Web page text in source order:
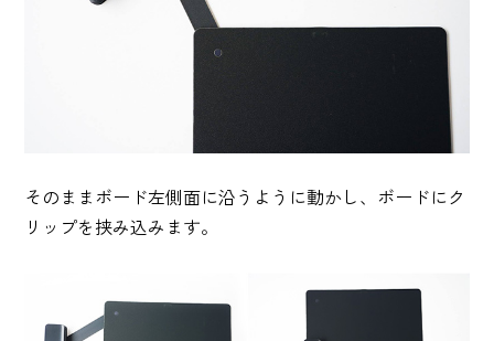
そのままボード左側面に沿うように動かし、ボードにク
リップを挟み込みます。